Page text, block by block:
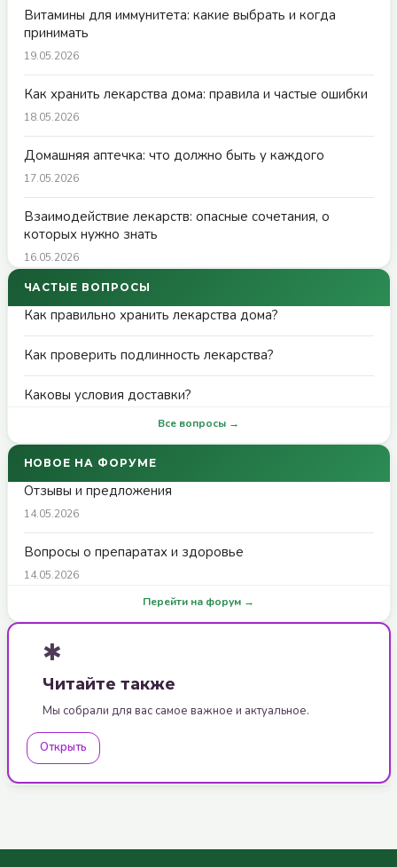
Витамины для иммунитета: какие выбрать и когда
принимать
19.05.2026
Как хранить лекарства дома: правила и частые ошибки
18.05.2026
Домашняя аптечка: что должно быть у каждого
17.05.2026
Взаимодействие лекарств: опасные сочетания, о
которых нужно знать
16.05.2026
ЧАСТЫЕ ВОПРОСЫ
Как правильно хранить лекарства дома?
Как проверить подлинность лекарства?
Каковы условия доставки?
Все вопросы →
НОВОЕ НА ФОРУМЕ
Отзывы и предложения
14.05.2026
Вопросы о препаратах и здоровье
14.05.2026
Перейти на форум →
✱
Читайте также
Мы собрали для вас самое важное и актуальное.
Открыть